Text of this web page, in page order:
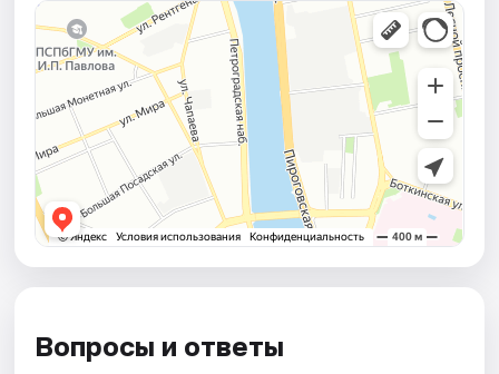
Вопросы и ответы